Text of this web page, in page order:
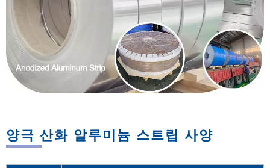
양극 산화 알루미늄 스트립 사양